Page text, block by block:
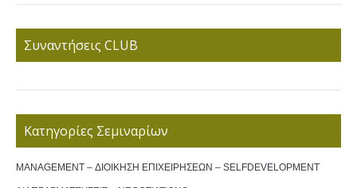
Συναντήσεις CLUB
Κατηγορίες Σεμιναρίων
MANAGEMENT – ΔΙΟΙΚΗΣΗ ΕΠΙΧΕΙΡΗΣΕΩΝ – SELFDEVELOPMENT